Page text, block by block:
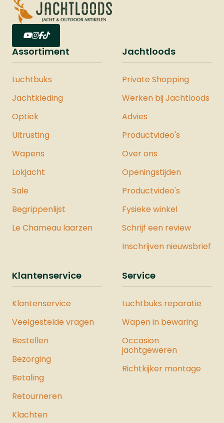
Assortiment
Luchtbuks
Jachtkleding
Optiek
Uitrusting
Wapens
Lokjacht
Sale
Begrippenlijst
Le Chameau laarzen
Jachtloods
Private Shopping
Werken bij Jachtloods
Advies
Productvideo's
Over ons
Openingstijden
Productvideo's
Fysieke winkel
Schrijf een review
Inschrijven nieuwsbrief
Klantenservice
Klantenservice
Veelgestelde vragen
Bestellen
Bezorging
Betaling
Retourneren
Klachten
Service
Luchtbuks reparatie
Wapen in bewaring
Occasion
jachtgeweren
Richtkijker montage